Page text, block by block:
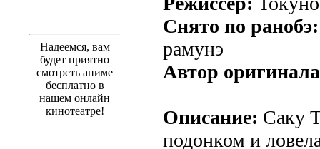
Надеемся, вам
будет приятно
смотреть аниме
бесплатно в
нашем онлайн
кинотеатре!
Снято по ранобэ:
рамунэ
Автор
Описание: Саку
подонком и